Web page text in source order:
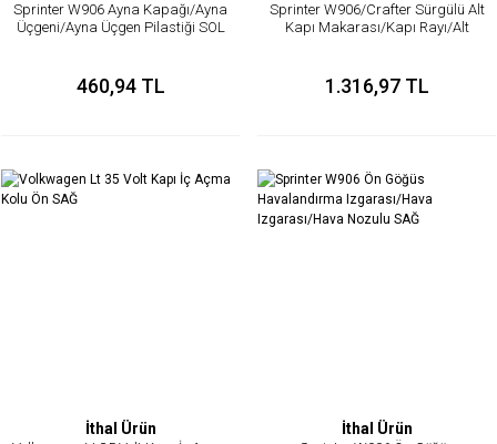
Sprinter W906 Ayna Kapağı/Ayna
Üçgeni/Ayna Üçgen Pilastiği SOL
460,94 TL
Sprinter W906/Crafter Sürgülü Alt
Kapı Makarası/Kapı Rayı/Alt
1.316,97 TL
İthal Ürün İthal Ürün